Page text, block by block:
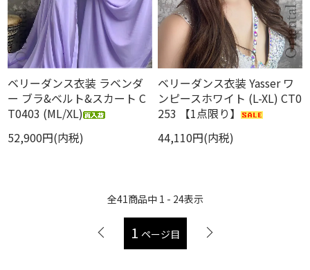
ベリーダンス衣装 ラベンダ
ー ブラ&ベルト&スカート C
T0403 (ML/XL)
52,900円(内税)
ベリーダンス衣装 Yasser ワ
ンピースホワイト (L-XL) CT0
253 【1点限り】
44,110円(内税)
全41商品中 1 - 24表示
1 ページ目